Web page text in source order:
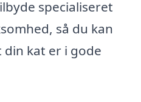
specialiseret
så du kan
kat er i gode